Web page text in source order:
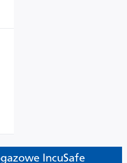
IncuSafe